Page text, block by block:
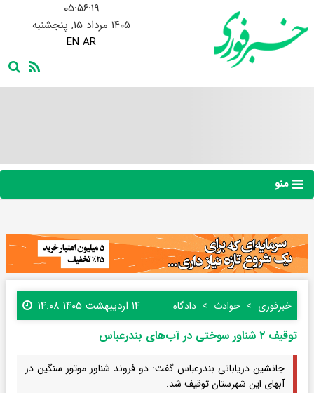
۰۵:۵۶:۲۰
۱۴۰۵ مرداد ۱۵, پنجشنبه
EN AR
منو
خبرفوری حوادث دادگاه ۱۴ اردیبهشت ۱۴۰۵ ۱۴:۰۸
توقیف ۲ شناور سوختی در آب‌های بندرعباس
جانشین دریابانی بندرعباس گفت: دو فروند شناور موتور سنگین در
آبهای این شهرستان توقیف شد.